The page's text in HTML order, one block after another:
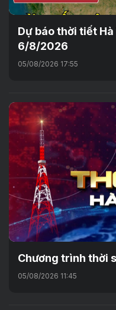
Dự báo thời tiết
6/8/2026
05/08/2026 17:55
Chương trình thời
05/08/2026 11:45